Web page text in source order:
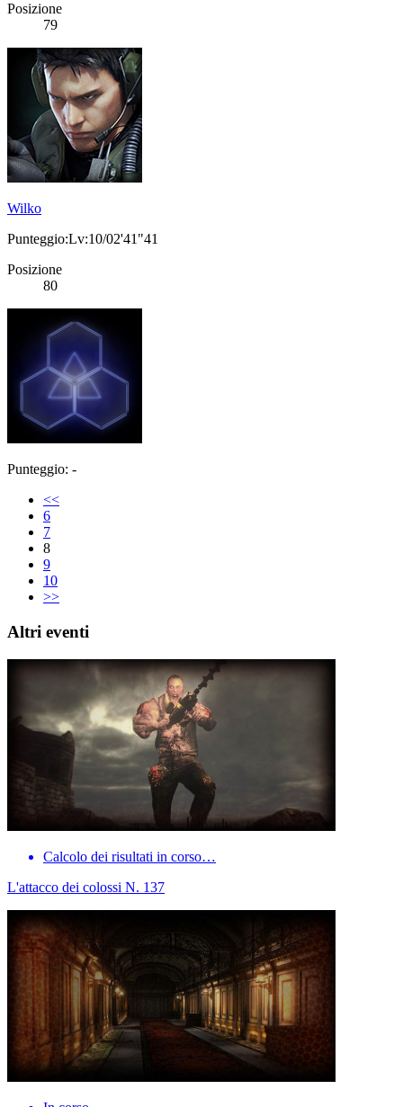
Posizione
79
Wilko
Punteggio:Lv:10/02'41"41
Posizione
80
Punteggio: -
<<
6
7
8
9
10
>>
Altri eventi
Calcolo dei risultati in corso…
L'attacco dei colossi N. 137